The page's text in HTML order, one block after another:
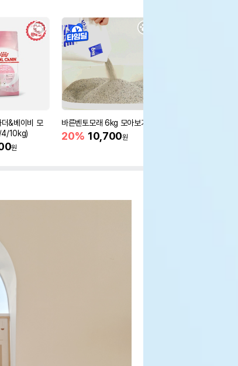
&베이비 모
10kg)
원
바른벤토모래 6kg 모아보기
20% 10,700원